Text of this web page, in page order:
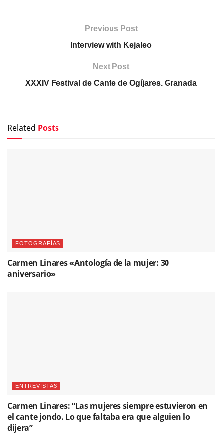
Previous Post
Interview with Kejaleo
Next Post
XXXIV Festival de Cante de Ogíjares. Granada
Related Posts
FOTOGRAFÍAS
Carmen Linares «Antología de la mujer: 30
aniversario»
ENTREVISTAS
Carmen Linares: “Las mujeres siempre estuvieron en
el cante jondo. Lo que faltaba era que alguien lo
dijera”